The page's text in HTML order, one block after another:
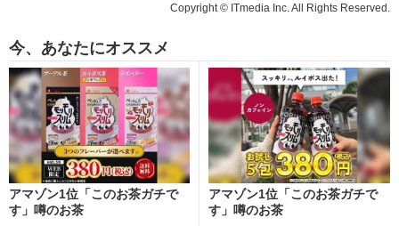
Copyright © ITmedia Inc. All Rights Reserved.
今、あなたにオススメ
アマゾン1位「このお茶ガチで
す」噂のお茶
アマゾン1位「このお茶ガチで
す」噂のお茶